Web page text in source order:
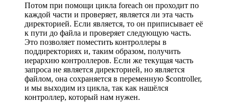
Потом при помощи цикла foreach он проходит по
каждой части и проверяет, является ли эта часть
директорией. Если является, то он приписывает её
к пути до файла и проверяет следующую часть.
Это позволяет поместить контроллеры в
поддиректориях и, таким образом, получить
иерархию контроллеров. Если же текущая часть
запроса не является директорией, но является
файлом, она сохраняется в переменную $controller,
и мы выходим из цикла, так как нашёлся
контроллер, который нам нужен.